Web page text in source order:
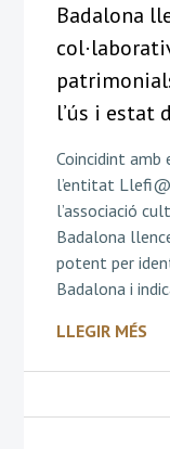
Badalona
l’ús i estat
Coincidint amb
l’entitat
l’associació
Badalona
potent per
Badalona i
LLEGIR MÉS